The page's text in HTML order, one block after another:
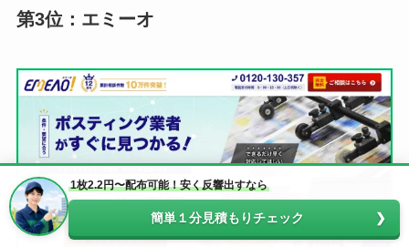
第3位：エミーオ
1枚2.2円〜配布可能！安く反響出すなら
簡単１分見積もりチェック